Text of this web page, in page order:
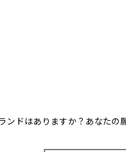
ンドはありますか？あなたの